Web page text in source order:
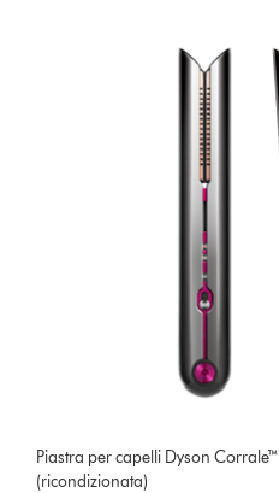
Piastra per capelli Dyson
(ricondizionata)